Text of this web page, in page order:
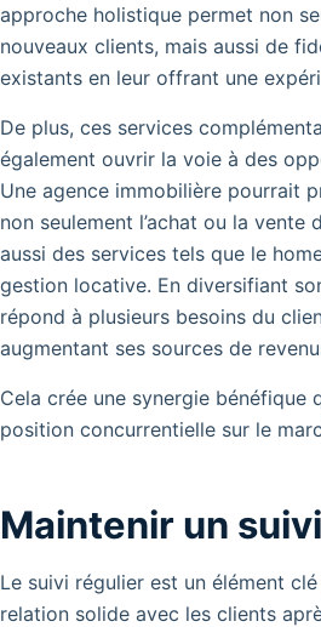
approche holistique permet non
nouveaux clients, mais aussi de
existants en leur offrant une
De plus, ces services
également ouvrir la voie à des
Une agence immobilière pourrait
non seulement l’achat ou la vente
aussi des services tels que le
gestion locative. En diversifiant
répond à plusieurs besoins du
augmentant ses sources de
Cela crée une synergie bénéfique
position concurrentielle sur le
Maintenir un
Le suivi régulier est un élément
relation solide avec les clients